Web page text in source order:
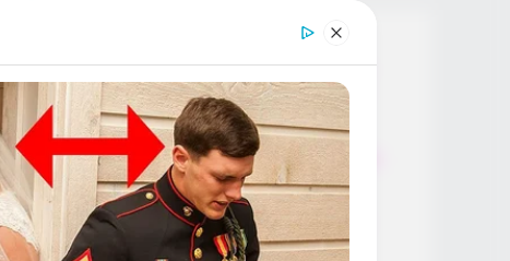
Thunfischsalat mit Ei & Joghurt –
leicht, cremig und voller Protein!
Verführerisch lecker: Quark-
Vanille-Pfannkuchen ohne Mehl in
nur 5 Minuten!
DEI BESTEN HAUSGEMACHTEN
EISBEIN VARIATIONEN